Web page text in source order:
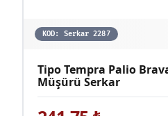
KOD: Serkar 2287
Tipo Tempra Palio
Müşürü Serkar